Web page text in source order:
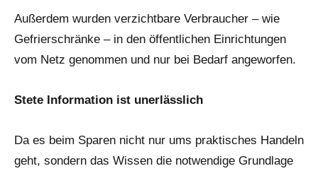
Außerdem wurden verzichtbare Verbraucher – wie
Gefrierschränke – in den öffentlichen Einrichtungen
vom Netz genommen und nur bei Bedarf angeworfen.
Stete Information ist unerlässlich
Da es beim Sparen nicht nur ums praktisches Handeln
geht, sondern das Wissen die notwendige Grundlage